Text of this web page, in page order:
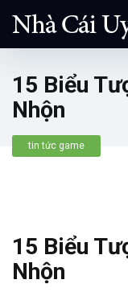
15 Biểu
Nhộn
tin tức game
15 Biểu
Nhộn